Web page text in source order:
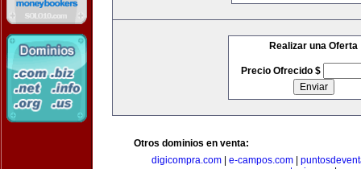
Realizar una Oferta
Precio Ofrecido $
Otros dominios en venta:
digicompra.com
e-campos.com